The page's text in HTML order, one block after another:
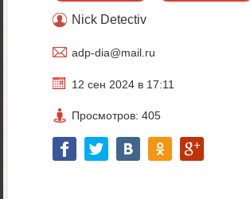
Nick Detectiv
adp-dia@mail.ru
12 сен 2024 в 17:11
Просмотров: 405